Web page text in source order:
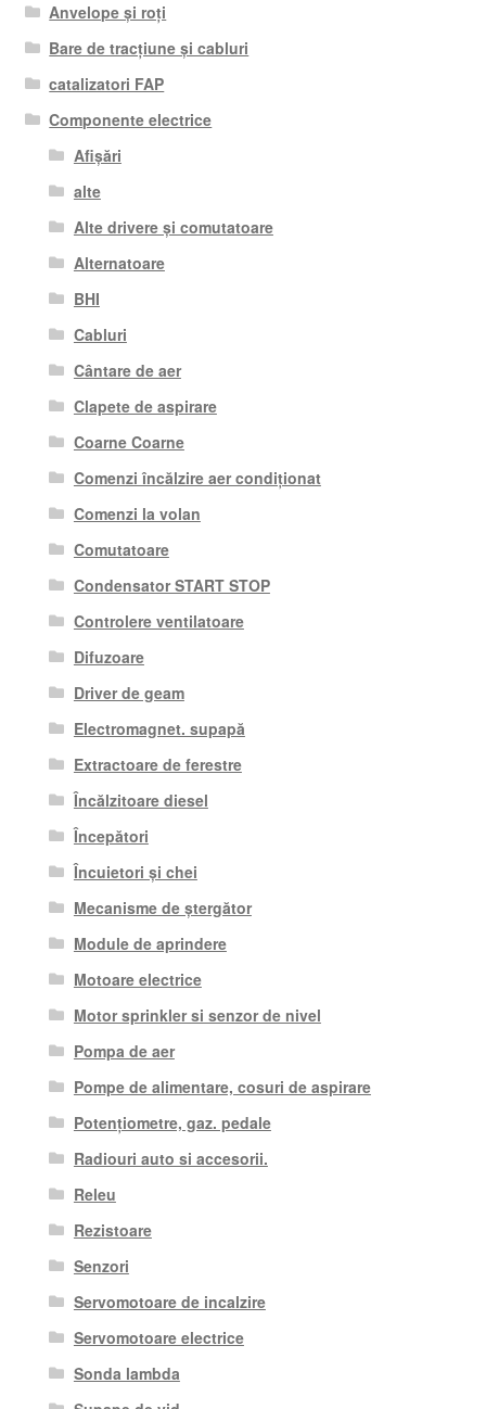
Anvelope și roți
Bare de tracțiune și cabluri
catalizatori FAP
Componente electrice
Afișări
alte
Alte drivere și comutatoare
Alternatoare
BHI
Cabluri
Cântare de aer
Clapete de aspirare
Coarne Coarne
Comenzi încălzire aer condiționat
Comenzi la volan
Comutatoare
Condensator START STOP
Controlere ventilatoare
Difuzoare
Driver de geam
Electromagnet. supapă
Extractoare de ferestre
Încălzitoare diesel
Începători
Încuietori și chei
Mecanisme de ștergător
Module de aprindere
Motoare electrice
Motor sprinkler si senzor de nivel
Pompa de aer
Pompe de alimentare, cosuri de aspirare
Potențiometre, gaz. pedale
Radiouri auto si accesorii.
Releu
Rezistoare
Senzori
Servomotoare de incalzire
Servomotoare electrice
Sonda lambda